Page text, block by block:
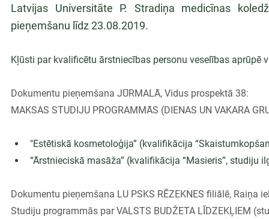
Latvijas Universitāte P. Stradiņa medicīnas
pieņemšanu līdz 23.08.2019.
Kļūsti par kvalificētu ārstniecības personu veselības
Dokumentu pieņemšana JŪRMALĀ, Vidus prospektā 38:
MAKSAS STUDIJU PROGRAMMĀS (DIENAS UN VAKARA
"Estētiskā kosmetoloģija” (kvalifikācija
“Ārstnieciskā masāža” (kvalifikācija “Masieris”, studiju
Dokumentu pieņemšana LU PSKS RĒZEKNES filiālē, Raiņa
Studiju programmās par VALSTS BUDŽETA LĪDZEKĻIEM